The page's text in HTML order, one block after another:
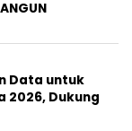
Data untuk
2026, Dukung